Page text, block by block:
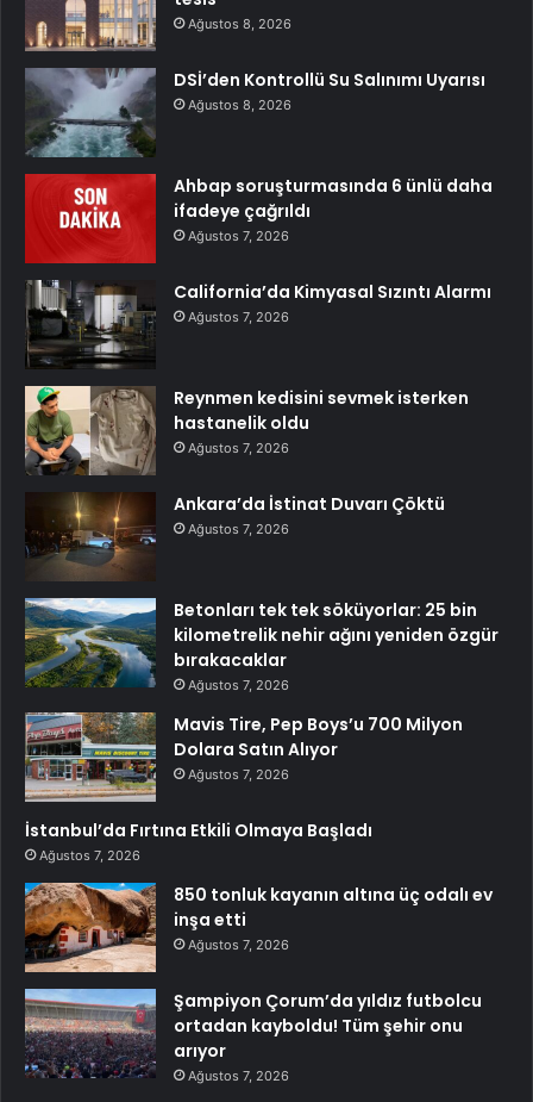
Ağustos 8, 2026
DSİ’den Kontrollü Su Salınımı Uyarısı
Ağustos 8, 2026
Ahbap soruşturmasında 6 ünlü daha
ifadeye çağrıldı
Ağustos 7, 2026
California’da Kimyasal Sızıntı Alarmı
Ağustos 7, 2026
Reynmen kedisini sevmek isterken
hastanelik oldu
Ağustos 7, 2026
Ankara’da İstinat Duvarı Çöktü
Ağustos 7, 2026
Betonları tek tek söküyorlar: 25 bin
kilometrelik nehir ağını yeniden özgür
bırakacaklar
Ağustos 7, 2026
Mavis Tire, Pep Boys’u 700 Milyon
Dolara Satın Alıyor
Ağustos 7, 2026
İstanbul’da Fırtına Etkili Olmaya Başladı
Ağustos 7, 2026
850 tonluk kayanın altına üç odalı ev
inşa etti
Ağustos 7, 2026
Şampiyon Çorum’da yıldız futbolcu
ortadan kayboldu! Tüm şehir onu
arıyor
Ağustos 7, 2026